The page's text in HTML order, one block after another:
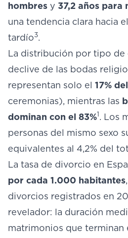
hombres y 37,2 años para
una tendencia clara hacia
tardío3.
La distribución por tipo de
declive de las bodas
representan solo el 17%
ceremonias), mientras las
dominan con el 83%1. Los
personas del mismo sexo
equivalentes al 4,2% del
La tasa de divorcio en
por cada 1.000 habitantes
divorcios registrados en
revelador: la duración
matrimonios que terminan